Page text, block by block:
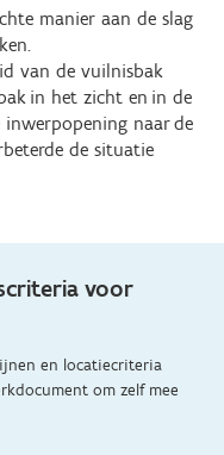
manier aan de slag
van de vuilnisbak
in het zicht en in de
naar de
de situatie
voor
en locatiecriteria
om zelf mee